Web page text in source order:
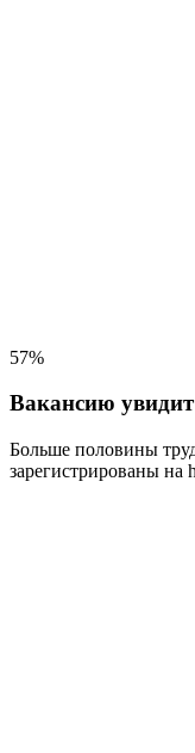
57%
Вакансию
Больше половины
зарегистрированы на